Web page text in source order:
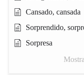
Cansado, cansada
Sorprendido,
Sorpresa